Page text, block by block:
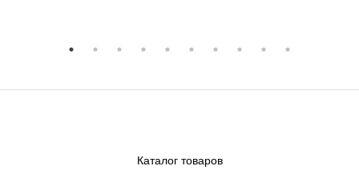
Каталог товаров